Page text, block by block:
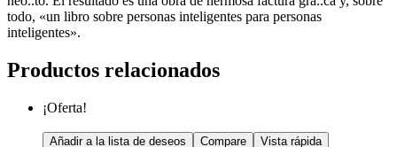
todo, «un libro sobre personas inteligentes para personas
inteligentes».
Productos relacionados
¡Oferta!
Añadir a la lista de deseos Compare Vista rápida